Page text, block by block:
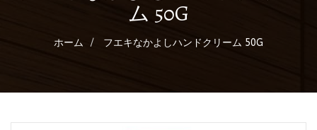
ム 50G
ホーム フエキなかよしハンドクリーム 50G